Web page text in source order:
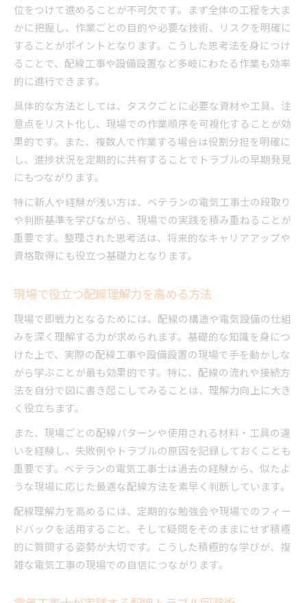
位をつけて進めることが不可欠です。まず全体の工程を大ま
かに把握し、作業ごとの目的や必要な技術、リスクを明確に
することがポイントとなります。こうした思考法を身につけ
ることで、配線工事や設備設置など多岐にわたる作業も効率
的に進行できます。
具体的な方法としては、タスクごとに必要な資材や工具、注
意点をリスト化し、現場での作業順序を可視化することが効
果的です。また、複数人で作業する場合は役割分担を明確に
し、進捗状況を定期的に共有することでトラブルの早期発見
にもつながります。
特に新人や経験が浅い方は、ベテランの電気工事士の段取り
や判断基準を学びながら、現場での実践を積み重ねることが
重要です。整理された思考法は、将来的なキャリアアップや
資格取得にも役立つ基礎力となります。
現場で役立つ配線理解力を高める方法
現場で即戦力となるためには、配線の構造や電気設備の仕組
みを深く理解する力が求められます。基礎的な知識を身につ
けた上で、実際の配線工事や設備設置の現場で手を動かしな
がら学ぶことが最も効果的です。特に、配線の流れや接続方
法を自分で図に書き起こしてみることは、理解力向上に大き
く役立ちます。
また、現場ごとの配線パターンや使用される材料・工具の違
いを経験し、失敗例やトラブルの原因を記録しておくことも
重要です。ベテランの電気工事士は過去の経験から、似たよ
うな現場に応じた最適な配線方法を素早く判断しています。
配線理解力を高めるには、定期的な勉強会や現場でのフィー
ドバックを活用すること、そして疑問をそのままにせず積極
的に質問する姿勢が大切です。こうした積極的な学びが、複
雑な電気工事の現場での自信につながります。